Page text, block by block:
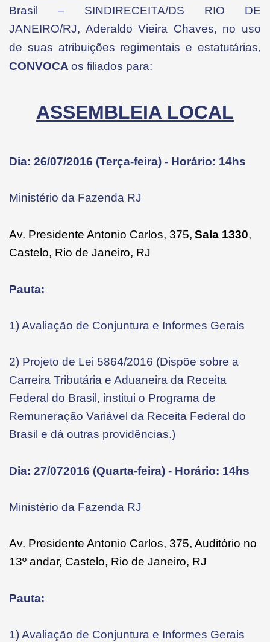
Brasil – SINDIRECEITA/DS RIO DE
JANEIRO/RJ, Aderaldo Vieira Chaves, no uso
de suas atribuições regimentais e estatutárias,
CONVOCA os filiados para:
ASSEMBLEIA LOCAL
Dia: 26/07/2016 (Terça-feira) - Horário: 14hs
Ministério da Fazenda RJ
Av. Presidente Antonio Carlos, 375, Sala 1330,
Castelo, Rio de Janeiro, RJ
Pauta:
1) Avaliação de Conjuntura e Informes Gerais
2) Projeto de Lei 5864/2016 (Dispõe sobre a
Carreira Tributária e Aduaneira da Receita
Federal do Brasil, institui o Programa de
Remuneração Variável da Receita Federal do
Brasil e dá outras providências.)
Dia: 27/072016 (Quarta-feira) - Horário: 14hs
Ministério da Fazenda RJ
Av. Presidente Antonio Carlos, 375, Auditório no
13º andar, Castelo, Rio de Janeiro, RJ
Pauta:
1) Avaliação de Conjuntura e Informes Gerais